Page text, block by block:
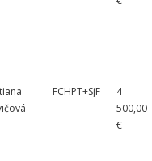
FCHPT+SjF
4
500,00
€